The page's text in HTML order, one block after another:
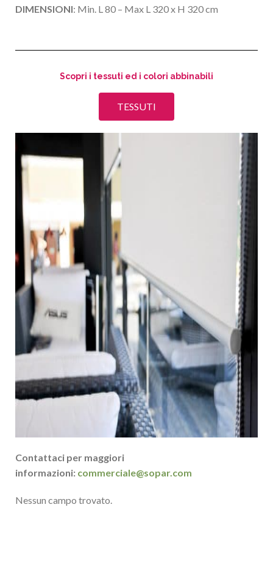
DIMENSIONI: Min. L 80 – Max L 320 x H 320 cm
Scopri i tessuti ed i colori abbinabili
TESSUTI
Contattaci per maggiori
informazioni: commerciale@sopar.com
Nessun campo trovato.